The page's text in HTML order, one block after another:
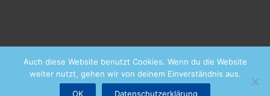
Kontakt Datenschutz Impressum
Auch diese Website benutzt Cookies. Wenn du die Website
weiter nutzt, gehen wir von deinem Einverständnis aus.
OK Datenschutzerklärung